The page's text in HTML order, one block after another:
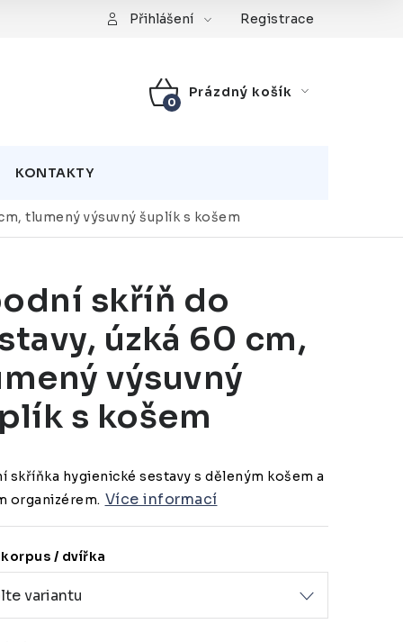
Přihlášení Registrace
NÁKUPNÍ
Prázdný košík
KONTAKTY
tlumený výsuvný šuplík s košem
skříň do
úzká 60 cm,
výsuvný
s košem
skříňka hygienické sestavy s děleným košem a
organizérem. Více informací
korpus / dvířka